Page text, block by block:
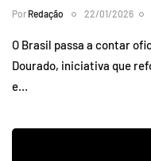
Por Redação 22/01/2026
O Brasil passa a contar
Dourado, iniciativa que
e…